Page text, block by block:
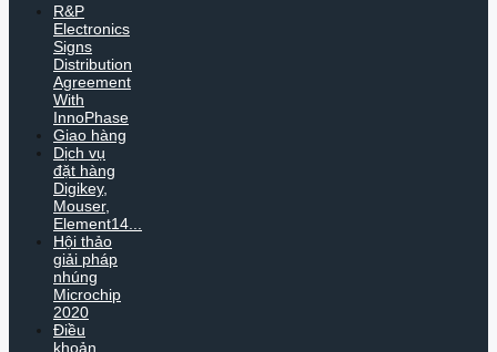
R&P
Electronics
Signs
Distribution
Agreement
With
InnoPhase
Giao hàng
Dịch vụ
đặt hàng
Digikey,
Mouser,
Element14...
Hội thảo
giải pháp
nhúng
Microchip
2020
Điều
khoản